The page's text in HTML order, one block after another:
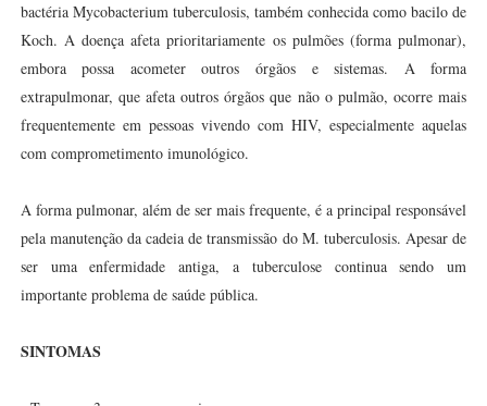
bactéria Mycobacterium tuberculosis, também conhecida como bacilo de
Koch. A doença afeta prioritariamente os pulmões (forma pulmonar),
embora possa acometer outros órgãos e sistemas. A forma
extrapulmonar, que afeta outros órgãos que não o pulmão, ocorre mais
frequentemente em pessoas vivendo com HIV, especialmente aquelas
com comprometimento imunológico.
A forma pulmonar, além de ser mais frequente, é a principal responsável
pela manutenção da cadeia de transmissão do M. tuberculosis. Apesar de
ser uma enfermidade antiga, a tuberculose continua sendo um
importante problema de saúde pública.
SINTOMAS